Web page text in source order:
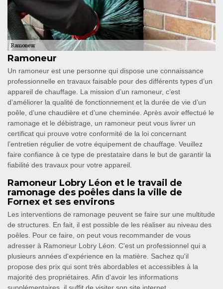
Ramoneur
Un ramoneur est une personne qui dispose une connaissance
professionnelle en travaux faisable pour des différents types d’un
appareil de chauffage. La mission d’un ramoneur, c’est
d’améliorer la qualité de fonctionnement et la durée de vie d’un
poêle, d’une chaudière et d’une cheminée. Après avoir effectué le
ramonage et le débistrage, un ramoneur peut vous livrer un
certificat qui prouve votre conformité de la loi concernant
l’entretien régulier de votre équipement de chauffage. Veuillez
faire confiance à ce type de prestataire dans le but de garantir la
fiabilité des travaux pour votre appareil.
Ramoneur Lobry Léon et le travail de
ramonage des poêles dans la ville de
Fornex et ses environs
Les interventions de ramonage peuvent se faire sur une multitude
de structures. En fait, il est possible de les réaliser au niveau des
poêles. Pour ce faire, on peut vous recommander de vous
adresser à Ramoneur Lobry Léon. C'est un professionnel qui a
plusieurs années d'expérience en la matière. Sachez qu'il
propose des prix qui sont très abordables et accessibles à la
majorité des propriétaires. Afin d'avoir les informations